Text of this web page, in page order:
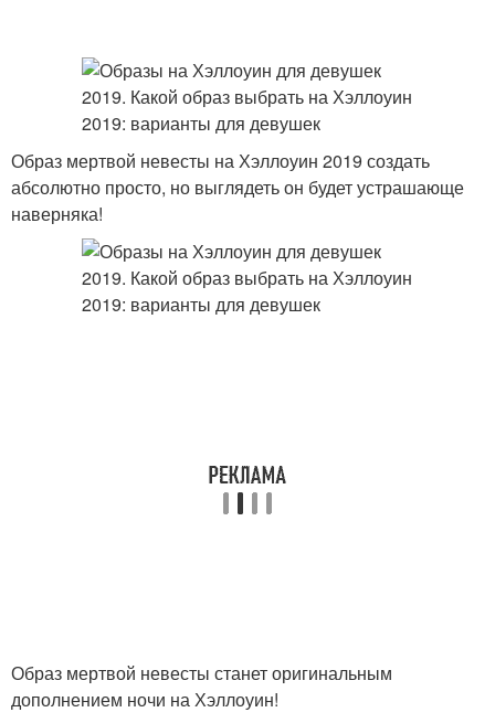
Образ мертвой невесты на Хэллоуин 2019 создать
абсолютно просто, но выглядеть он будет устрашающе
наверняка!
Образ мертвой невесты станет оригинальным
дополнением ночи на Хэллоуин!